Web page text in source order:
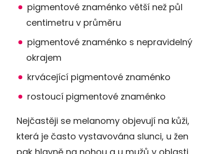
pigmentové znaménko větší než půl
centimetru v průměru
pigmentové znaménko s nepravidelný
okrajem
krvácející pigmentové znaménko
rostoucí pigmentové znaménko
Nejčastěji se melanomy objevují na kůži,
která je často vystavována slunci, u žen